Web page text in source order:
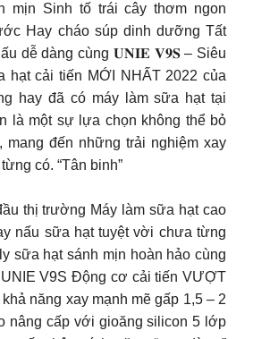
mịn Sinh tố trái cây thơm ngon
Hay cháo súp dinh dưỡng Tất
dễ dàng cùng 𝐔𝐍𝐈𝐄 𝐕𝟗𝐒 – Siêu
hạt cải tiến MỚI NHẤT 2022 của
hay đã có máy làm sữa hạt tại
là một sự lựa chọn không thể bỏ
mang đến những trải nghiệm xay
có. “Tân binh”
thị trường Máy làm sữa hạt cao
nấu sữa hạt tuyệt vời chưa từng
sữa hạt sánh mịn hoàn hảo cùng
V9S Động cơ cải tiến VƯỢT
năng xay mạnh mẽ gấp 1,5 – 2
nâng cấp với gioăng silicon 5 lớp